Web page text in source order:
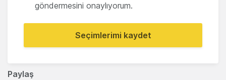
Paylaş
göndermesini onaylıyorum.
Seçimlerimi kaydet